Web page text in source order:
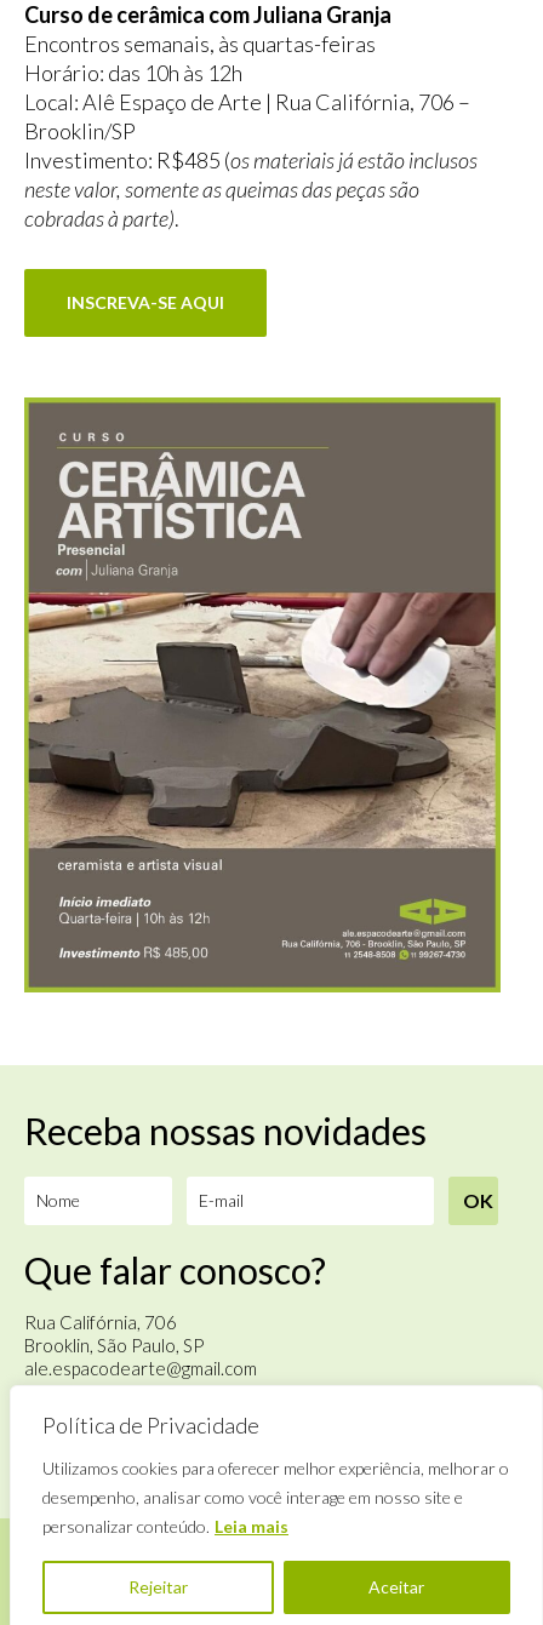
Política de Privacidade
Utilizamos cookies para oferecer melhor experiência, melhorar o
desempenho, analisar como você interage em nosso site e
personalizar conteúdo. Leia mais
Rejeitar Aceitar
Curso de cerâmica com Juliana Granja
Encontros semanais, às quartas-feiras
Horário: das 10h às 12h
Local: Alê Espaço de Arte | Rua Califórnia, 706 –
Brooklin/SP
Investimento: R$485 (os materiais já estão inclusos
neste valor, somente as queimas das peças são
cobradas à parte).
INSCREVA-SE AQUI
Receba nossas novidades
Que falar conosco?
Rua Califórnia, 706
Brooklin, São Paulo, SP
ale.espacodearte@gmail.com
Terça à sábado
©Alê Espaço de Arte Zwei Arts.